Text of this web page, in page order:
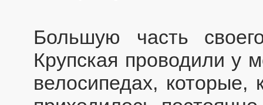
Большую часть
Крупская проводили у
велосипедах, которые,